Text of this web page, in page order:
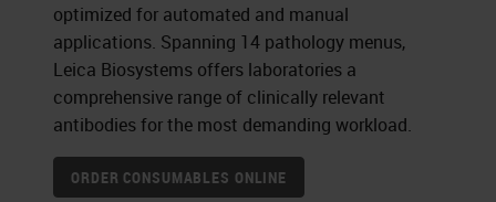
optimized for automated and manual
applications. Spanning 14 pathology menus,
Leica Biosystems offers laboratories a
comprehensive range of clinically relevant
antibodies for the most demanding workload.
ORDER CONSUMABLES ONLINE